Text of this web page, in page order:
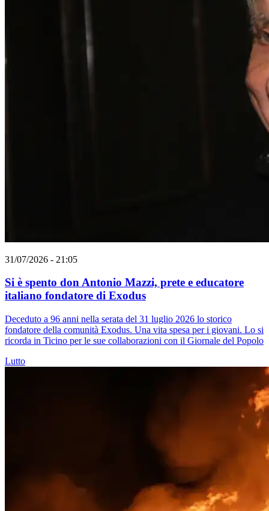
31/07/2026 - 21:05
Si è spento don Antonio Mazzi, prete e educatore
italiano fondatore di Exodus
Deceduto a 96 anni nella serata del 31 luglio 2026 lo storico
fondatore della comunità Exodus. Una vita spesa per i giovani. Lo si
ricorda in Ticino per le sue collaborazioni con il Giornale del Popolo
Lutto